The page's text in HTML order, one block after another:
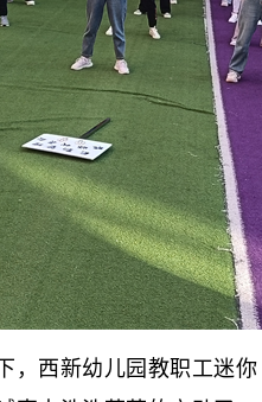
西新幼儿园教职工迷你